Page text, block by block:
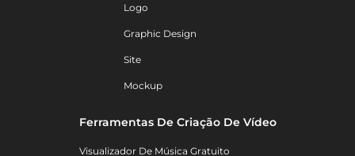
Logo
Graphic Design
Site
Mockup
Ferramentas De Criação De Vídeo
Visualizador De Música Gratuito